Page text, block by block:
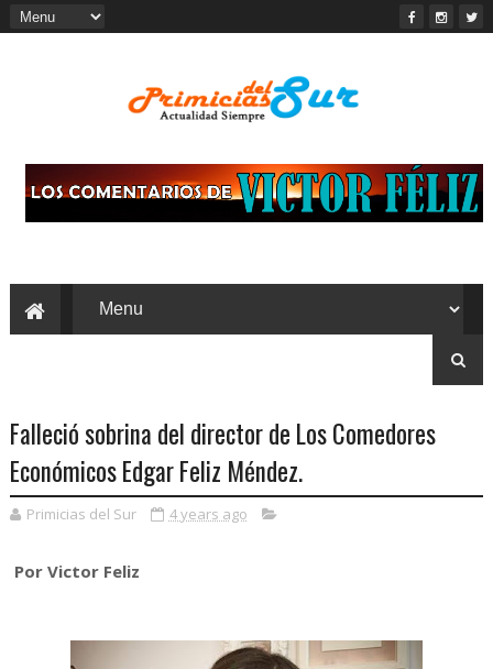
Falleció sobrina del director de Los Comedores
Económicos Edgar Feliz Méndez.
Primicias del Sur 4 years ago
Por Victor Feliz